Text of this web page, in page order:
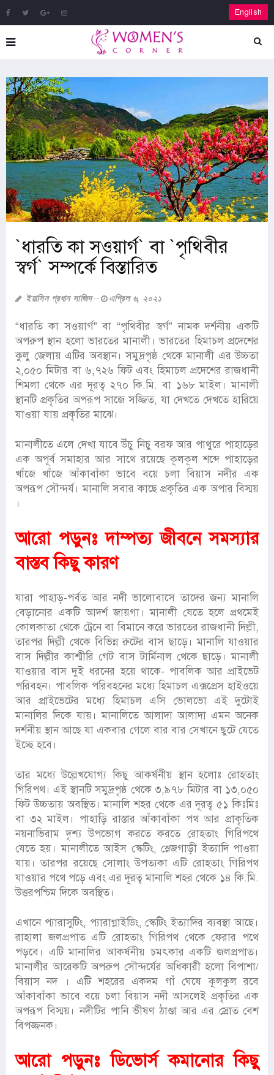
English
‍‍`ধারতি কা সওয়ার্গ‍‍` বা ‍‍`পৃথিবীর
স্বর্গ‍‍` সম্পর্কে বিস্তারিত
ইয়াসিন প্রধান সাজিদ এপ্রিল ৬, ২০২১
“ধারতি কা সওয়ার্গ” বা “পৃথিবীর স্বর্গ” নামক দর্শনীয় একটি
অপরুপ স্থান হলো ভারতের মানালী। ভারতের হিমাচল প্রদেশের
কুলু জেলায় এটির অবস্থান। সমুদ্রপৃষ্ঠ থেকে মানালী এর উচ্চতা
২,০৫০ মিটার বা ৬,৭২৬ ফিট এবং হিমাচল প্রদেশের রাজধানী
শিমলা থেকে এর দূরত্ব ২৭০ কি.মি. বা ১৬৮ মাইল। মানালী
স্থানটি প্রকৃতির অপরূপ সাজে সজ্জিত, যা দেখতে দেখতে হারিয়ে
যাওয়া যায় প্রকৃতির মাঝে।
মানালীতে এলে দেখা যাবে উঁচু নিচু বরফ আর পাথুরে পাহাড়ের
এক অপূর্ব সমাহার আর সাথে রয়েছে কূলকূল শব্দে পাহাড়ের
খাঁজে খাঁজে আঁকাবাঁকা ভাবে বয়ে চলা বিয়াস নদীর এক
অপরূপ সৌন্দর্য। মানালি সবার কাছে প্রকৃতির এক অপার বিস্ময়
।
আরো পড়ুনঃদাম্পত্য জীবনে সমস্যার
বাস্তব কিছু কারণ
যারা পাহাড়-পর্বত আর নদী ভালোবাসে তাদের জন্য মানালি
বেড়ানোর একটি আদর্শ জায়গা। মানালী যেতে হলে প্রথমেই
কোলকাতা থেকে ট্রেনে বা বিমানে করে ভারতের রাজধানী দিল্লী,
তারপর দিল্লী থেকে বিভিন্ন রুটের বাস ছাড়ে। মানালি যাওয়ার
বাস দিল্লীর কাশ্মীরি গেট বাস টার্মিনাল থেকে ছাড়ে। মানালী
যাওয়ার বাস দুই ধরনের হয়ে থাকে- পাবলিক আর প্রাইভেট
পরিবহন। পাবলিক পরিবহনের মধ্যে হিমাচল এক্সপ্রেস হাইওয়ে
আর প্রাইভেটের মধ্যে হিমাচল এসি ভোলভো এই দুটোই
মানালির দিকে যায়। মানালিতে আলাদা আলাদা এমন অনেক
দর্শনীয় স্থান আছে যা একবার গেলে বার বার সেখানে ছুটে যেতে
ইচ্ছে হবে।
তার মধ্যে উল্লেখযোগ্য কিছু আকর্ষনীয় স্থান হলোঃ রোহতাং
গিরিপথ। এই স্থানটি সমুদ্রপৃষ্ঠ থেকে ৩,৯৭৮ মিটার বা ১৩,০৫০
ফিট উচ্চতায় অবস্থিত। মানালি শহর থেকে এর দূরত্ব ৫১ কিঃমিঃ
বা ৩২ মাইল। পাহাড়ি রাস্তার আঁকাবাঁকা পথ আর প্রাকৃতিক
নয়নাভিরাম দৃশ্য উপভোগ করতে করতে রোহতাং গিরিপথে
যেতে হয়। মানালীতে আইস স্কেটিং, স্লেজগাড়ী ইত্যাদি পাওয়া
যায়। তারপর রয়েছে সোলাং উপত্যকা এটি রোহতাং গিরিপথ
যাওয়ার পথে পড়ে এবং এর দূরত্ব মানালি শহর থেকে ১৪ কি.মি.
উত্তরপশ্চিম দিকে অবস্থিত।
এখানে প্যারাসুটিং, প্যারাগ্লাইডিং, স্কেটিং ইত্যাদির ব্যবস্থা আছে।
রাহালা জলপ্রপাত এটি রোহতাং গিরিপথ থেকে ফেরার পথে
পড়বে। এটি মানালির আকর্ষনীয় চমৎকার একটি জলপ্রপাত।
মানালীর আরেকটি অপরুপ সৌন্দর্যের অধিকারী হলো বিপাশা/
বিয়াস নদ । এটি শহরের একদম গাঁ ঘেষে কূলকুল রবে
আঁকাবাঁকা ভাবে বয়ে চলা বিয়াস নদী আসলেই প্রকৃতির এক
অপরূপ বিস্ময়। নদীটির পানি ভীষণ ঠাণ্ডা আর এর স্রোত বেশ
বিপজ্জনক।
আরো পড়ুনঃডিভোর্স কমানোর কিছু